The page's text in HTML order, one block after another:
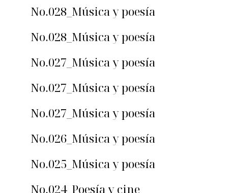
No.028_Música y poesía
No.028_Música y poesía
No.027_Música y poesía
No.027_Música y poesía
No.027_Música y poesía
No.026_Música y poesía
No.025_Música y poesía
No.024_Poesía y cine